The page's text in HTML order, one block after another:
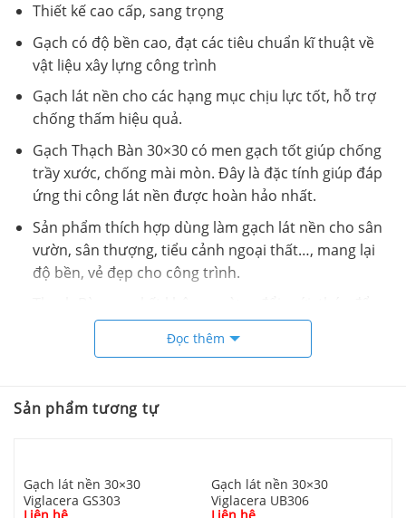
Thiết kế cao cấp, sang trọng
Gạch có độ bền cao, đạt các tiêu chuẩn kĩ thuật về
vật liệu xây lựng công trình
Gạch lát nền cho các hạng mục chịu lực tốt, hỗ trợ
chống thấm hiệu quả.
Gạch Thạch Bàn 30×30 có men gạch tốt giúp chống
trầy xước, chống mài mòn. Đây là đặc tính giúp đáp
ứng thi công lát nền được hoàn hảo nhất.
Sản phẩm thích hợp dùng làm gạch lát nền cho sân
vườn, sân thượng, tiểu cảnh ngoại thất…, mang lại
độ bền, vẻ đẹp cho công trình.
đầu tư một cách toàn diện nhằm phát triển, cung
cấp các sản phẩm – dịch vụ chất lượng cao, giá cả
Video Gạch 30×30 Thạch Bàn FDM30 4003.9
Đọc thêm
Sản phẩm tương tự
Gạch lát nền 30×30
Viglacera GS303
Gạch lát nền 30×30
Viglacera UB306